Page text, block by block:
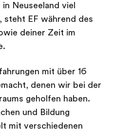
Neuseeland viel
EF während des
deiner Zeit im
mit über 16
denen wir bei der
geholfen haben.
und Bildung
mit verschiedenen